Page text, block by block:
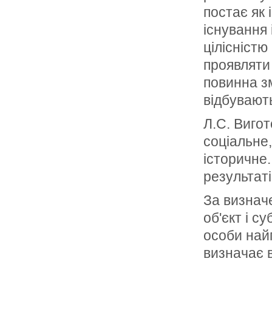
постає як
існування
повинна
Л.С.
За
об'єкт і
особи
визначає